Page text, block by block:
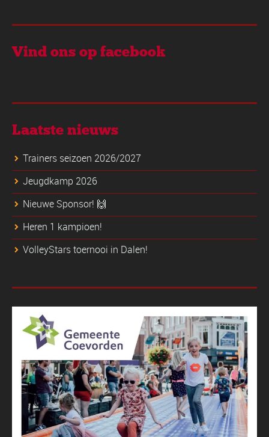
Vind ons op facebook
Laatste nieuws
Trainers seizoen 2026/2027
Jeugdkamp 2026
Nieuwe Sponsor! 🙌
Heren 1 kampioen!
VolleyStars toernooi in Dalen!